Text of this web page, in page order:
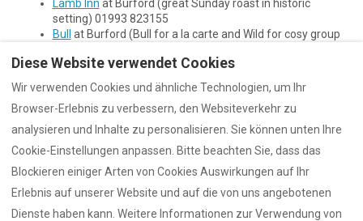
Lamb Inn at Burford (great Sunday roast in historic
setting) 01993 823155
Bull
at Burford (Bull for a la carte and Wild for cosy group
Swanat Southrop (great menu) 01367 850205
Olde Swan
at Radcot (lovely riverside setting) 01367
810220
New Innat Coln St Aldwyns (great outdoor terrace)
01285 750651
810689
Soho Farmhouse(membership required) 01608 691000
Diese Website verwendet Cookies
Wir verwenden Cookies und ähnliche Technologien, um Ihr
Browser-Erlebnis zu verbessern, den Websiteverkehr zu
analysieren und Inhalte zu personalisieren. Sie können unten Ihre
Cookie-Einstellungen anpassen. Bitte beachten Sie, dass das
Blockieren einiger Arten von Cookies Auswirkungen auf Ihr
Erlebnis auf unserer Website und auf die von uns angebotenen
Dienste haben kann. Weitere Informationen zur Verwendung von